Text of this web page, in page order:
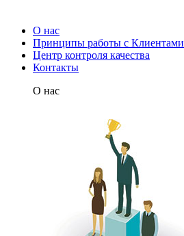
О нас
Принципы работы с Клиентами
Центр контроля качества
Контакты
О нас